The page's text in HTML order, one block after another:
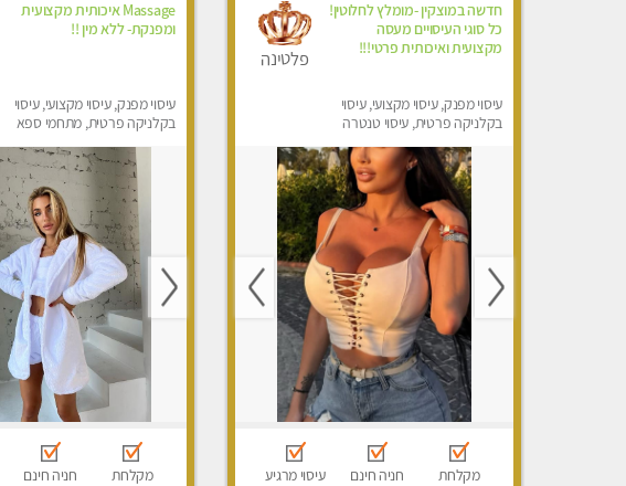
חדשה במוצקין -מומלץ לחלוטין!
כל סוגי העיסויים מעסה
מקצועית ואיכותית פרטי!!!
עיסוי מפנק, עיסוי מקצועי, עיסוי
בקלניקה פרטית, עיסוי טנטרה
פלטינה
מקלחת חניה חינם עיסוי מרגיע
Massage איכותית מקצועית
ומפנקת- ללא מין !!
עיסוי מפנק, עיסוי מקצועי, עיסוי
בקלניקה פרטית, מתחמי ספא
מקלחת חניה חינם